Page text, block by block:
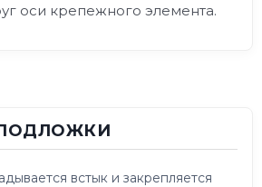
оси крепежного элемента.
встык и закрепляется